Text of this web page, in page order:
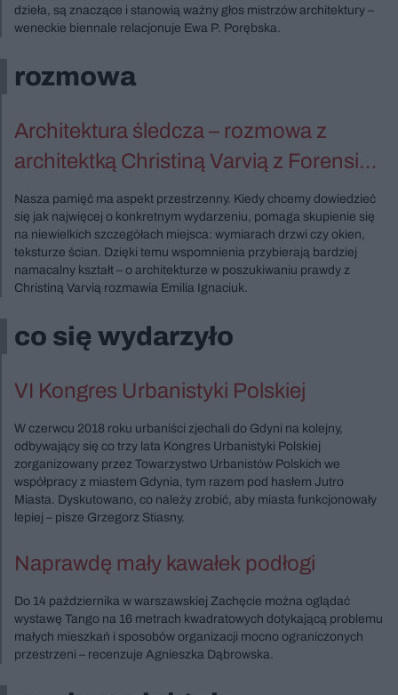
dzieła, są znaczące i stanowią ważny głos mistrzów architektury –
weneckie biennale relacjonuje Ewa P. Porębska.
rozmowa
Architektura śledcza – rozmowa z
architektką Christiną Varvią z Forensic
Architecture
Nasza pamięć ma aspekt przestrzenny. Kiedy chcemy dowiedzieć
się jak najwięcej o konkretnym wydarzeniu, pomaga skupienie się
na niewielkich szczegółach miejsca: wymiarach drzwi czy okien,
teksturze ścian. Dzięki temu wspomnienia przybierają bardziej
namacalny kształt – o architekturze w poszukiwaniu prawdy z
Christiną Varvią rozmawia Emilia Ignaciuk.
co się wydarzyło
VI Kongres Urbanistyki Polskiej
W czerwcu 2018 roku urbaniści zjechali do Gdyni na kolejny,
odbywający się co trzy lata Kongres Urbanistyki Polskiej
zorganizowany przez Towarzystwo Urbanistów Polskich we
współpracy z miastem Gdynia, tym razem pod hasłem Jutro
Miasta. Dyskutowano, co należy zrobić, aby miasta funkcjonowały
lepiej – pisze Grzegorz Stiasny.
Naprawdę mały kawałek podłogi
Do 14 października w warszawskiej Zachęcie można oglądać
wystawę Tango na 16 metrach kwadratowych dotykającą problemu
małych mieszkań i sposobów organizacji mocno ograniczonych
przestrzeni – recenzuje Agnieszka Dąbrowska.